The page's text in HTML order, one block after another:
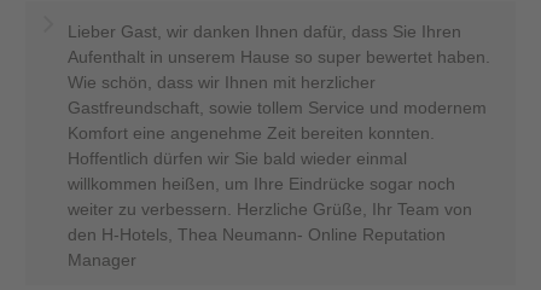
Lieber Gast, wir danken Ihnen dafür, dass Sie Ihren
Aufenthalt in unserem Hause so super bewertet haben.
Wie schön, dass wir Ihnen mit herzlicher
Gastfreundschaft, sowie tollem Service und modernem
Komfort eine angenehme Zeit bereiten konnten.
Hoffentlich dürfen wir Sie bald wieder einmal
willkommen heißen, um Ihre Eindrücke sogar noch
weiter zu verbessern. Herzliche Grüße, Ihr Team von
den H-Hotels, Thea Neumann- Online Reputation
Manager